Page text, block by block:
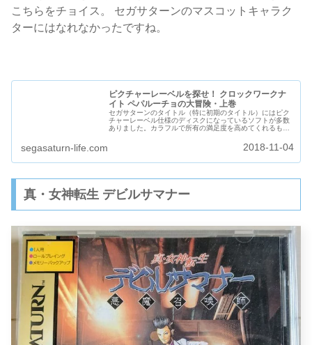
こちらをチョイス。 セガサターンのマスコットキャラク
ターにはなれなかったですね。
ピクチャーレーベルを探せ！ クロックワークナ
イト ペパルーチョの大冒険・上巻
セガサターンのタイトル（特に初期のタイトル）にはピク
チャーレーベル仕様のディスクになっているソフトが多数
ありました。カラフルで所有の満足度を高めてくれるもの
segasaturn-life.com 2018-11-04
真・女神転生 デビルサマナー